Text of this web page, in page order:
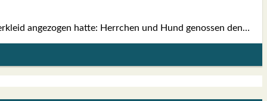
ange­zo­gen hat­te: Herr­chen und Hund genos­sen den…